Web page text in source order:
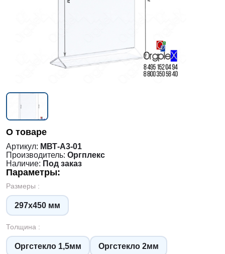
О товаре
Артикул: МВТ-А3-01
Производитель: Оргплекс
Наличие: Под заказ
Параметры:
Размеры :
297х450 мм
Толщина :
Оргстекло 1,5мм Оргстекло 2мм